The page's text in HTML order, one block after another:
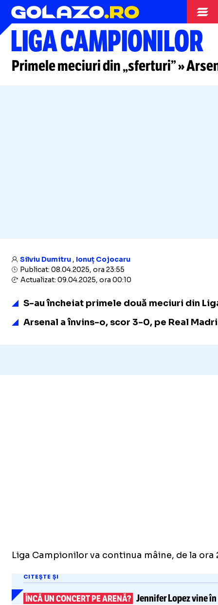
Liga Campionilor
LIGA CAMPIONILOR
Primele meciuri din „sferturi” »
Silviu Dumitru, Ionuț Cojocaru
Publicat: 08.04.2025, ora 23:55
Actualizat: 09.04.2025, ora 00:10
S-au încheiat primele două meciuri din
Arsenal a învins-o, scor 3-0, pe Real
Liga Campionilor va continua mâine, de la
CITEȘTE ȘI
ÎNCĂ UN CONCERT PE ARENĂ? Jennifer Lopezvine în